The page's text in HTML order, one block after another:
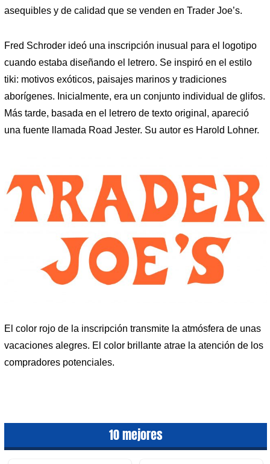
asequibles y de calidad que se venden en Trader Joe’s.
Fred Schroder ideó una inscripción inusual para el logotipo
cuando estaba diseñando el letrero. Se inspiró en el estilo
tiki: motivos exóticos, paisajes marinos y tradiciones
aborígenes. Inicialmente, era un conjunto individual de glifos.
Más tarde, basada en el letrero de texto original, apareció
una fuente llamada Road Jester. Su autor es Harold Lohner.
El color rojo de la inscripción transmite la atmósfera de unas
vacaciones alegres. El color brillante atrae la atención de los
compradores potenciales.
10 mejores